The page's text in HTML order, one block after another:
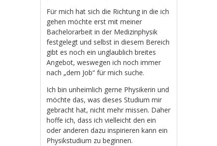
Für mich hat sich die Richtung in die ich
gehen möchte erst mit meiner
Bachelorarbeit in der Medizinphysik
festgelegt und selbst in diesem Bereich
gibt es noch ein unglaublich breites
Angebot, weswegen ich noch immer
nach „dem Job“ für mich suche.
Ich bin unheimlich gerne Physikerin und
möchte das, was dieses Studium mir
gebracht hat, nicht mehr missen. Daher
hoffe ich, dass ich vielleicht den ein
oder anderen dazu inspirieren kann ein
Physikstudium zu beginnen.